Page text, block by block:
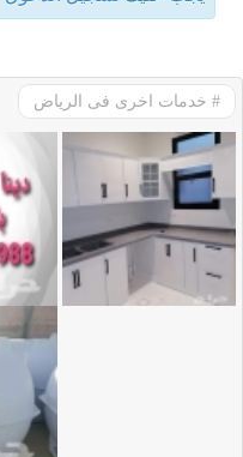
# خدمات اخرى فى الرياض